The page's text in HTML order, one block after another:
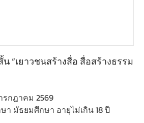
“เยาวชนสร้างสื่อ สื่อสร้างธรรม
รกฎาคม 2569
มัธยมศึกษา อายุไม่เกิน 18 ปี